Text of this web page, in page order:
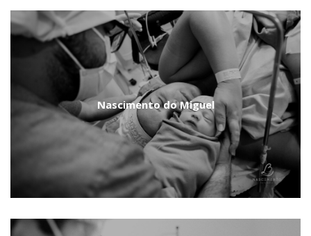
Nascimento do Miguel